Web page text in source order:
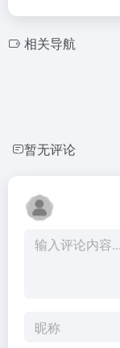
相关导航
暂无评论